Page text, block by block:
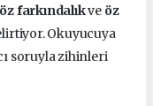
öz farkındalıkve öz
Okuyucuya
soruyla zihinleri